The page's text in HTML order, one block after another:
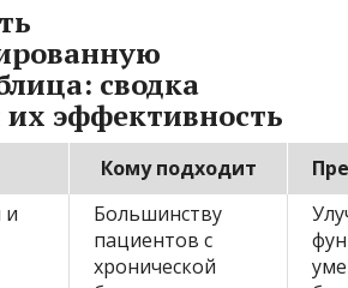
сводка
их эффективность
Кому подходит
и
Большинству
пациентов с
хронической